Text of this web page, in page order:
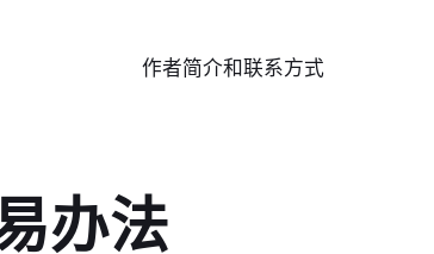
作者简介和联系方式
办法